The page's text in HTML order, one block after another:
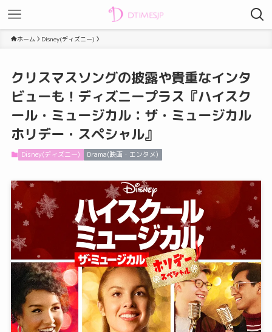
ホーム Disney(ディズニー)
クリスマスソングの披露や貴重なインタ
ビューも！ディズニープラス『ハイスク
ール・ミュージカル：ザ・ミュージカル
ホリデー・スペシャル』
Disney(ディズニー) Drama(映画・エンタメ)